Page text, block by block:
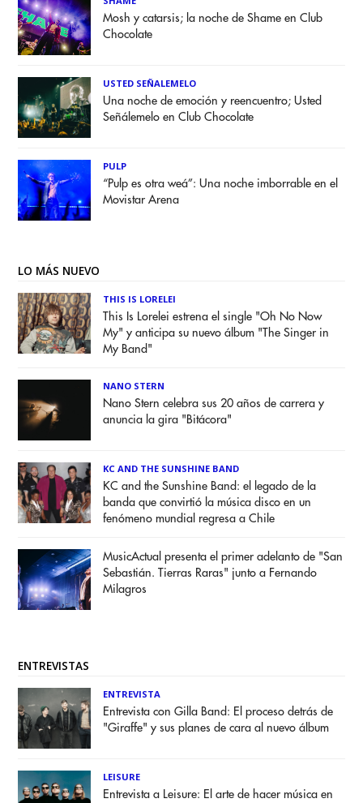
Mosh y catarsis; la noche de Shame en Club
Chocolate
USTED SEÑALEMELO
Una noche de emoción y reencuentro; Usted
Señálemelo en Club Chocolate
PULP
“Pulp es otra weá”: Una noche imborrable en el
Movistar Arena
LO MÁS NUEVO
THIS IS LORELEI
This Is Lorelei estrena el single "Oh No Now
My" y anticipa su nuevo álbum "The Singer in
My Band"
NANO STERN
Nano Stern celebra sus 20 años de carrera y
anuncia la gira "Bitácora"
KC AND THE SUNSHINE BAND
KC and the Sunshine Band: el legado de la
banda que convirtió la música disco en un
fenómeno mundial regresa a Chile
MusicActual presenta el primer adelanto de "San
Sebastián. Tierras Raras" junto a Fernando
Milagros
ENTREVISTAS
ENTREVISTA
Entrevista con Gilla Band: El proceso detrás de
"Giraffe" y sus planes de cara al nuevo álbum
LEISURE
Entrevista a Leisure: El arte de hacer música en